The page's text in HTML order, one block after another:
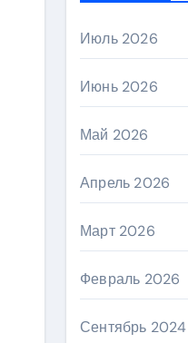
Июль 2026
Июнь 2026
Май 2026
Апрель 2026
Март 2026
Февраль 2026
Сентябрь 2024